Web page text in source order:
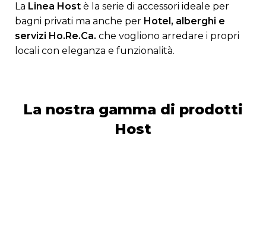
La Linea Host è la serie di accessori ideale per
bagni privati ma anche per Hotel, alberghi e
servizi Ho.Re.Ca. che vogliono arredare i propri
locali con eleganza e funzionalità.
La nostra gamma di prodotti
Host